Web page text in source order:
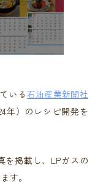
いる 石油産業新聞社
年）のレシピ開発を
を掲載し、LPガスの
す。